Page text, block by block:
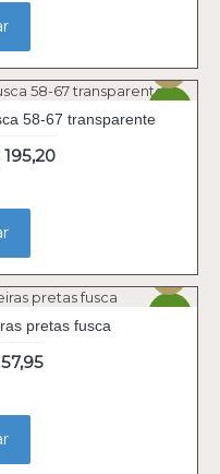
58-67 transparente
195,20
pretas fusca